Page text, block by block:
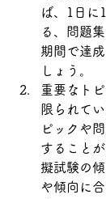
ば、1日に
る、問題
期間で達
しょう。
重要なト
限られて
ピックや
すること
擬試験の
や傾向に